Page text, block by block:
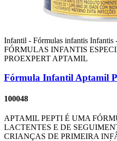
Infantil - Fórmulas infantis Infantis
FÓRMULAS INFANTIS
PROEXPERT APTAMIL
Fórmula Infantil Aptamil
100048
APTAMIL PEPTI É UMA
LACTENTES E DE
CRIANÇAS DE PRIMEIRA